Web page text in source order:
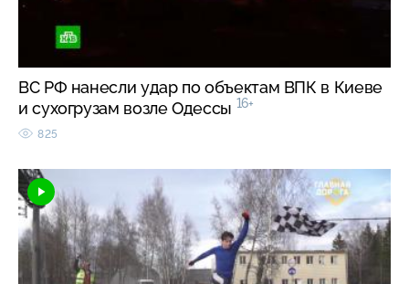
ВС РФ нанесли удар по объектам ВПК в Киеве
и сухогрузам возле Одессы 16+
825